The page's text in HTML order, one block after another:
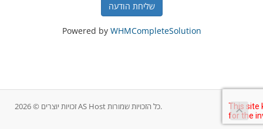
שליחת הודעה
Powered by WHMCompleteSolution
זכויות יוצרים © 2026 AS Host כל הזכויות שמורות.